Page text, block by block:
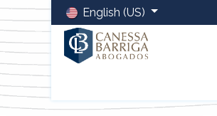
English (US)